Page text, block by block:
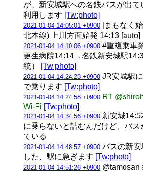
が、新安城駅への名鉄バスが出て
利用します [Tw:photo]
2021-01-04 14:05:01 +0900 [まもなく
北本線) 上川方面始発 14:13 [auto]
2021-01-04 14:10:06 +0900 #重複乗車
更生病院14:14→名鉄新安城駅
統）
[Tw:photo]
2021-01-04 14:24:23 +0900 JR安城駅
で乗ります [Tw:photo]
2021-01-04 14:24:58 +0900 RT
Wi-Fi [Tw:photo]
2021-01-04 14:34:56 +0900 新安城
に乗らないと詰むんだけど、バス
ている
2021-01-04 14:48:57 +0900 バスの新安
した、駅に急ぎます [Tw:photo]
2021-01-04 14:51:26 +0900 @tamosan